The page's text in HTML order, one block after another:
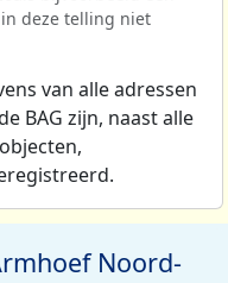
deze telling niet
van alle adressen
BAG zijn, naast alle
Noord-